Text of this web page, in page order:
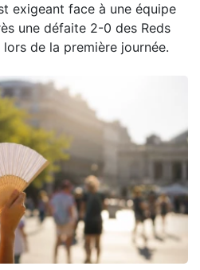
exigeant face à une équipe
une défaite 2-0 des Reds
de la première journée.